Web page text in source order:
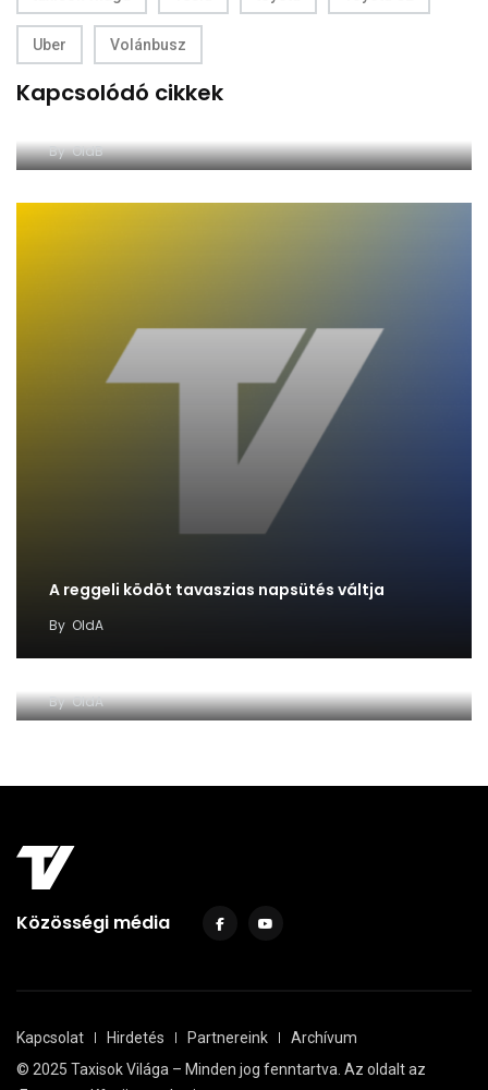
Uber Volánbusz
Kapcsolódó cikkek
ByOldB
A reggeli ködöt tavaszias napsütés váltja
By OldA
ByOldA
Közösségi média
Kapcsolat Hirdetés Partnereink
Archívum
© 2025 Taxisok Világa – Minden jog fenntartva. Az oldalt az